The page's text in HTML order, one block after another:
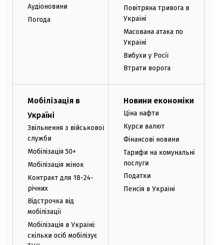
Аудіоновини
Погода
Повітряна тривога в
Україні
Масована атака по
Україні
Вибухи у Росії
Втрати ворога
Мобілізація в
Україні
Звільнення з військової
служби
Мобілізація 50+
Мобілізація жінок
Контракт для 18-24-
річних
Відстрочка від
мобілізації
Мобілізація в Україні:
скільки осіб мобілізує
Новини економіки
Ціна нафти
Курси валют
Фінансові новини
Тарифи на комунальні
послуги
Податки
Пенсія в Україні